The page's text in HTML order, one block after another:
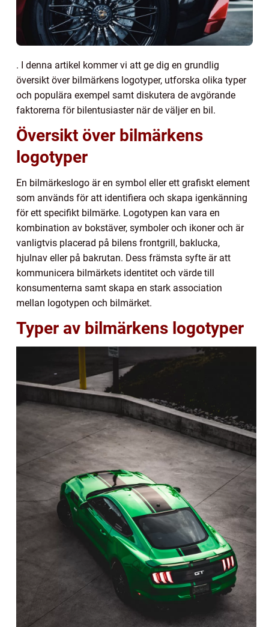
. I denna artikel kommer vi att ge dig en grundlig
översikt över bilmärkens logotyper, utforska olika typer
och populära exempel samt diskutera de avgörande
faktorerna för bilentusiaster när de väljer en bil.
Översikt över bilmärkens
logotyper
En bilmärkeslogo är en symbol eller ett grafiskt element
som används för att identifiera och skapa igenkänning
för ett specifikt bilmärke. Logotypen kan vara en
kombination av bokstäver, symboler och ikoner och är
vanligtvis placerad på bilens frontgrill, baklucka,
hjulnav eller på bakrutan. Dess främsta syfte är att
kommunicera bilmärkets identitet och värde till
konsumenterna samt skapa en stark association
mellan logotypen och bilmärket.
Typer av bilmärkens logotyper